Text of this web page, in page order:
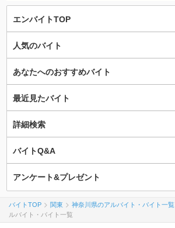
エンバイトTOP
人気のバイト
あなたへのおすすめバイト
最近見たバイト
詳細検索
バイトQ&A
アンケート&プレゼント
バイトTOP 関東 神奈川県のアルバイト・バイト一覧
ルバイト・バイト一覧